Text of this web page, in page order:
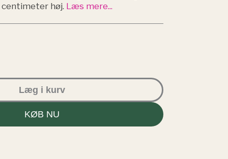
høj. Læs mere...
Læg i kurv
KØB NU